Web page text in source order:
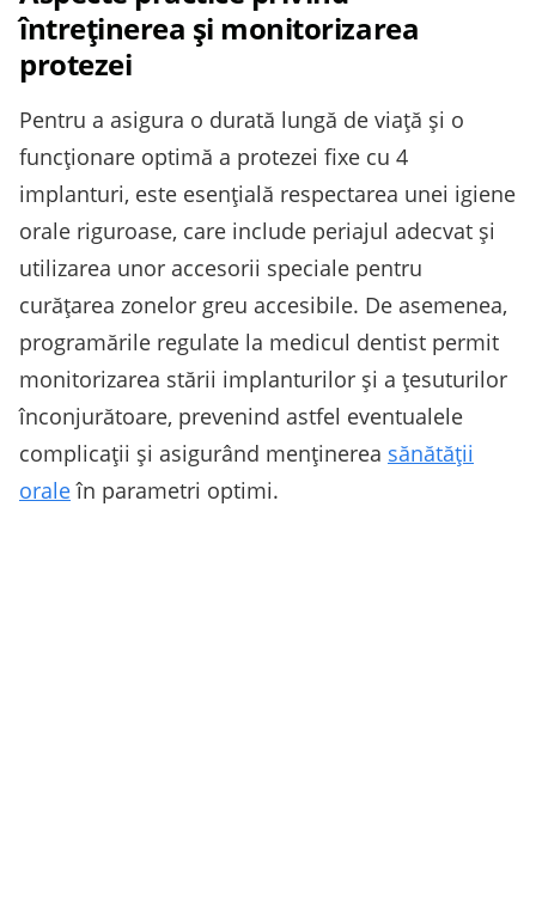
întreținerea și monitorizarea
protezei
Pentru a asigura o durată lungă de viață și o
funcționare optimă a protezei fixe cu 4
implanturi, este esențială respectarea unei igiene
orale riguroase, care include periajul adecvat și
utilizarea unor accesorii speciale pentru
curățarea zonelor greu accesibile. De asemenea,
programările regulate la medicul dentist permit
monitorizarea stării implanturilor și a țesuturilor
înconjurătoare, prevenind astfel eventualele
complicații și asigurând menținerea sănătății
oraleîn parametri optimi.